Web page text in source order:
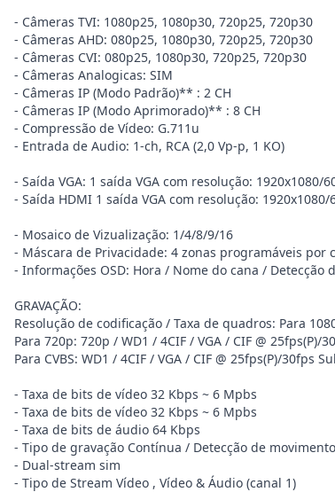
- Câmeras TVI: 1080p25, 1080p30, 720p25, 720p30
- Câmeras AHD: 080p25, 1080p30, 720p25, 720p30
- Câmeras CVI: 080p25, 1080p30, 720p25, 720p30
- Câmeras Analogicas: SIM
- Câmeras IP (Modo Padrão)** : 2 CH
- Câmeras IP (Modo Aprimorado)** : 8 CH
- Compressão de Vídeo: G.711u
- Entrada de Audio: 1-ch, RCA (2,0 Vp-p, 1 KO)
- Saída VGA: 1 saída VGA com resolução: 1920x1080/
- Saída HDMI 1 saída VGA com resolução:
- Mosaico de Vizualização: 1/4/8/9/16
- Máscara de Privacidade: 4 zonas programáveis por
- Informações OSD: Hora / Nome do cana / Detecção
GRAVAÇÃO:
Resolução de codificação / Taxa de quadros: Para
Para 720p: 720p / WD1 / 4CIF / VGA / CIF @ 25fps(P)/
Para CVBS: WD1 / 4CIF / VGA / CIF @ 25fps(P)/30fps
- Taxa de bits de vídeo 32 Kbps ~ 6 Mpbs
- Taxa de bits de vídeo 32 Kbps ~ 6 Mpbs
- Taxa de bits de áudio 64 Kbps
- Tipo de gravação Contínua / Detecção de
- Dual-stream sim
- Tipo de Stream Vídeo , Vídeo & Áudio (canal 1)